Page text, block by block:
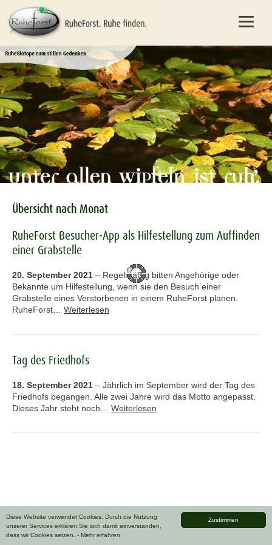
Zustimmen
Diese Website verwendet Cookies. Durch die Nutzung
unserer Services erklären Sie sich damit einverstanden,
dass wir Cookies setzen. - Mehr erfahren
Übersicht nach Monat
RuheForst Besucher-App als Hilfestellung zum Auffinden
einer Grabstelle
20. September 2021 – Regelmäßig bitten Angehörige oder
Bekannte um Hilfestellung, wenn sie den Besuch einer
Grabstelle eines Verstorbenen in einem RuheForst planen.
RuheForst… Weiterlesen
Tag des Friedhofs
18. September 2021 – Jährlich im September wird der Tag des
Friedhofs begangen. Alle zwei Jahre wird das Motto angepasst.
Dieses Jahr steht noch… Weiterlesen